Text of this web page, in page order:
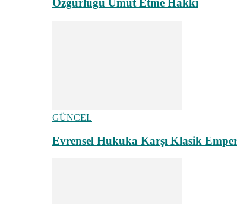
Özgürlüğü Umut Etme Hakkı
GÜNCEL
Evrensel Hukuka Karşı Klasik